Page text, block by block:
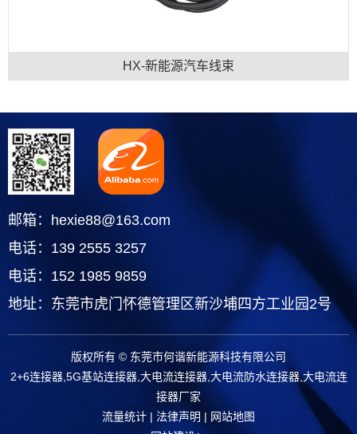
HX-新能源汽车线束
邮箱：hexie88@163.com
电话：139 2555 3257
电话：152 1985 9859
地址：东莞市虎门怀德管理区新沙埔四方工业园2号
版权所有 © 东莞市何谐新能源科技有限公司
2+6连接器,5G基站连接器,大电流连接器,大电流防水连接器,大电流连
接器厂家
流量统计 | 法律声明 | 网站地图